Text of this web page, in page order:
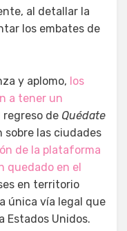
al detallar la
los embates de
y aplomo, los
a tener un
regreso de Quédate
sobre las ciudades
de la plataforma
quedado en el
en territorio
única vía legal que
Estados Unidos.